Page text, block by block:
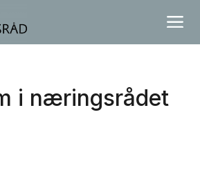
i næringsrådet